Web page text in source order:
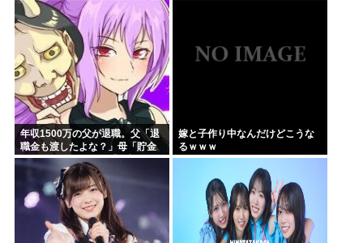
年収1500万の父が退職。父「退
職金も渡したよな？」母「貯金
なんてないよー」父「全部なく
なったの！？」→予想外の返事
に家族騒然となり…
嫁と子作り中なんだけどこうな
るｗｗｗ